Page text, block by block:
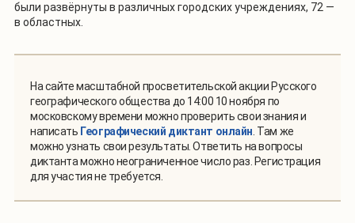
были развёрнуты в различных городских учреждениях, 72 —
в областных.
На сайте масштабной просветительской акции Русского
географического общества до 14:00 10 ноября по
московскому времени можно проверить свои знания и
написать Географический диктант онлайн . Там же
можно узнать свои результаты. Ответить на вопросы
диктанта можно неограниченное число раз. Регистрация
для участия не требуется.